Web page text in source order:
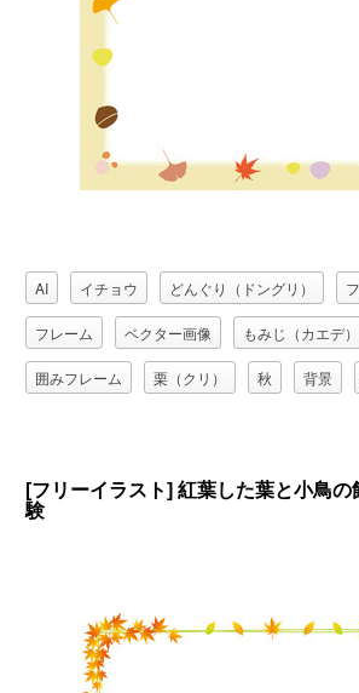
AI イチョウ どんぐり（ドングリ）
フレーム ベクター画像 もみじ（カエデ）
囲みフレーム 栗（クリ） 秋 背景
[フリーイラスト] 紅葉した葉と小鳥の
験